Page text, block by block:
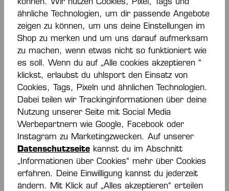
20,00 €*
GEPOLSTERT (PAAR)
28,00 €*
KNIE INDOOR
SUPPORT
GEPOLSTERT (PAAR)
23,00 €*
ELLBOGEN SUPPORT
GEPOLSTERT (PAAR)
28,00 €*
können. Wir nutzen Cookies, Pixel, Tags und
ähnliche Technologien, um dir passende Angebote
zeigen zu können, um uns deine Einstellungen im
Shop zu merken und um uns darauf aufmerksam
zu machen, wenn etwas nicht so funktioniert wie
es soll. Wenn du auf „Alle cookies akzeptieren “
klickst, erlaubst du uhlsport den Einsatz von
Cookies, Tags, Pixeln und ähnlichen Technologien.
Dabei teilen wir Trackinginformationen über deine
Nutzung unserer Seite mit Social Media
Werbepartnern wie Google, Facebook oder
Instagram zu Marketingzwecken. Auf unserer
Datenschutzseite kannst du im Abschnitt
„Informationen über Cookies“ mehr über Cookies
erfahren. Deine Einwilligung kannst du jederzeit
ändern. Mit Klick auf „Alles akzeptieren“ erteilen